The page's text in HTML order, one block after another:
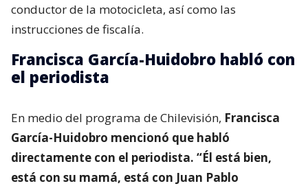
conductor de la motocicleta, así como las
instrucciones de fiscalía.
Francisca García-Huidobro habló con
el periodista
En medio del programa de Chilevisión, Francisca
García-Huidobro mencionó que habló
directamente con el periodista. “Él está bien,
está con su mamá, está con Juan Pablo